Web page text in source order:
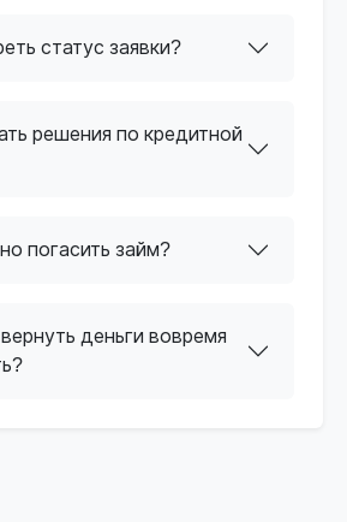
статус заявки?
решения по кредитной
погасить займ?
деньги вовремя